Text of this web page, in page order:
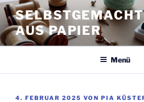
Zum
Inhalt
springenAUS PAPIER
Menü
VERÖFFENTLICHT
4. FEBRUAR 2025 VON PIA